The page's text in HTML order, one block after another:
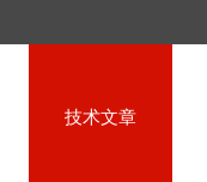
技术文章